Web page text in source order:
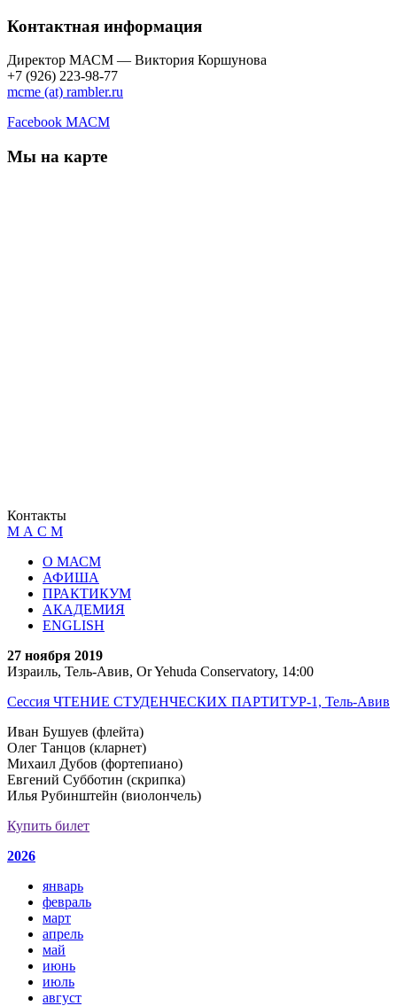
Контактная информация
Директор МАСМ — Виктория Коршунова
+7 (926) 223-98-77
mcme (at) rambler.ru
Facebook МАСМ
Мы на карте
Контакты
М А С М
О МАСМ
АФИША
ПРАКТИКУМ
АКАДЕМИЯ
ENGLISH
27 ноября 2019
Израиль, Тель-Авив, Or Yehuda Conservatory, 14:00
Сессия ЧТЕНИЕ СТУДЕНЧЕСКИХ ПАРТИТУР-1, Тель-Авив
Иван Бушуев (флейта)
Олег Танцов (кларнет)
Михаил Дубов (фортепиано)
Евгений Субботин (скрипка)
Илья Рубинштейн (виолончель)
Купить билет
2026
январь
февраль
март
апрель
май
июнь
июль
август